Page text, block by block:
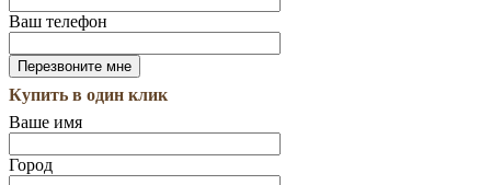
Ваш телефон
Купить в один клик
Ваше имя
Город